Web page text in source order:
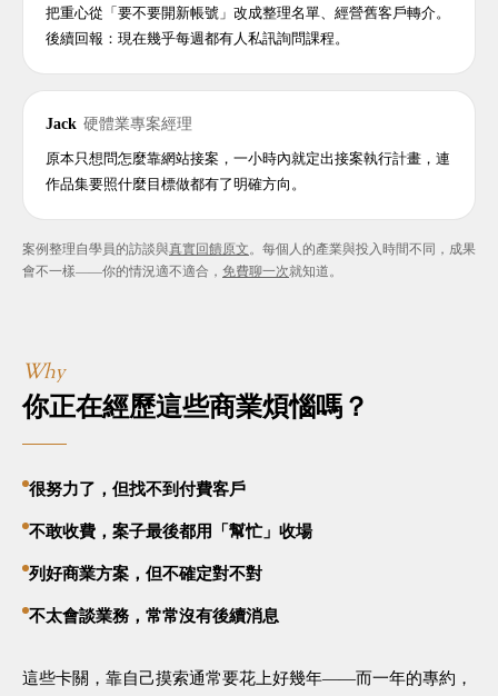
把重心從「要不要開新帳號」改成整理名單、經營舊客戶轉介。
後續回報：現在幾乎每週都有人私訊詢問課程。
Jack 硬體業專案經理
原本只想問怎麼靠網站接案，一小時內就定出接案執行計畫，連
作品集要照什麼目標做都有了明確方向。
案例整理自學員的訪談與真實回饋原文。每個人的產業與投入時間不同，成果
會不一樣——你的情況適不適合， 免費聊一次就知道。
Why
你正在經歷這些商業煩惱嗎？
很努力了，但找不到付費客戶
不敢收費，案子最後都用「幫忙」收場
列好商業方案，但不確定對不對
不太會談業務，常常沒有後續消息
這些卡關，靠自己摸索通常要花上好幾年——而一年的專約，